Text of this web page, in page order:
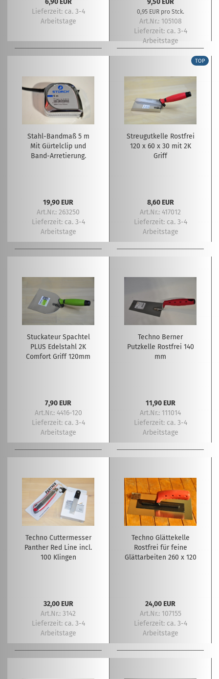
6,90 EUR
Lieferzeit: ca. 3-4
Arbeitstage
9,50 EUR
0,95 EUR pro Stck.
Art.Nr.: 105108
Lieferzeit: ca. 3-4
Arbeitstage
Stahl-Bandmaß 5 m
Mit Gürtelclip und
Band-Arretierung.
19,90 EUR
Art.Nr.: 263250
Lieferzeit: ca. 3-4
Arbeitstage
TOP
Streugutkelle Rostfrei
120 x 60 x 30 mit 2K
Griff
8,60 EUR
Art.Nr.: 417012
Lieferzeit: ca. 3-4
Arbeitstage
Stuckateur Spachtel
PLUS Edelstahl 2K
Comfort Griff 120mm
7,90 EUR
Art.Nr.: 4416-120
Lieferzeit: ca. 3-4
Arbeitstage
Techno Berner
Putzkelle Rostfrei 140
mm
11,90 EUR
Art.Nr.: 111014
Lieferzeit: ca. 3-4
Arbeitstage
Techno Cuttermesser
Panther Red Line incl.
100 Klingen
32,00 EUR
Art.Nr.: 3142
Lieferzeit: ca. 3-4
Arbeitstage
Techno Glättekelle
Rostfrei für feine
Glättarbeiten 260 x 120
24,00 EUR
Art.Nr.: 107155
Lieferzeit: ca. 3-4
Arbeitstage